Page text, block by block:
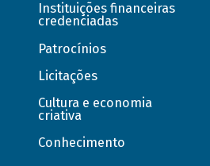
Instituições financeiras
credenciadas
Patrocínios
Licitações
Cultura e economia
criativa
Conhecimento